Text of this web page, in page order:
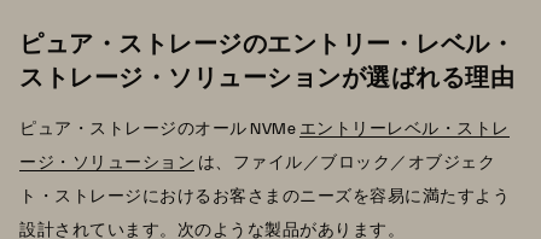
ピュア・ストレージのエントリー・レベル・
ストレージ・ソリューションが選ばれる理由
ピュア・ストレージのオール NVMe エントリーレベル・ストレ
ージ・ソリューション は、ファイル／ブロック／オブジェク
ト・ストレージにおけるお客さまのニーズを容易に満たすよう
設計されています。次のような製品があります。